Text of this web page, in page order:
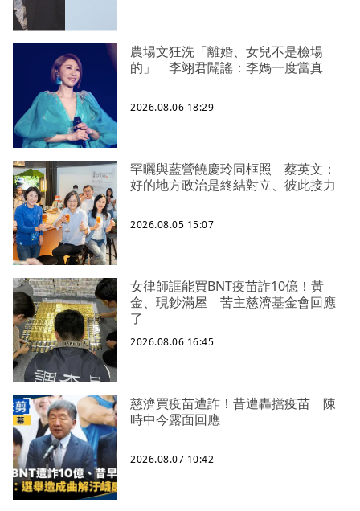
農場文狂洗「離婚、女兒不是檢場
的」 李翊君闢謠：李媽一度當真
2026.08.06 18:29
罕曬與藍營饒慶玲同框照 蔡英文：
好的地方政治是終結對立、彼此接力
2026.08.05 15:07
女律師誆能買BNT疫苗詐10億！黃
金、現鈔滿屋 苦主慈濟基金會回應
了
2026.08.06 16:45
慈濟買疫苗遭詐！昔遭轟擋疫苗 陳
時中今露面回應
2026.08.07 10:42